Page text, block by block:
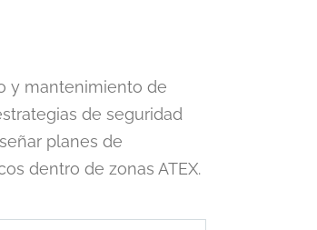
y mantenimiento de
de seguridad
planes de
dentro de zonas ATEX.